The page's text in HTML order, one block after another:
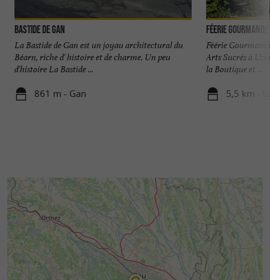
Bastide de Gan
La Bastide de Gan est un joyau architectural du
Béarn, riche d' histoire et de charme. Un peu
d'histoire La Bastide ...
861 m - Gan
Féerie
Féérie
Arts Sucrés à
la Boutique et ...
5,5 km -